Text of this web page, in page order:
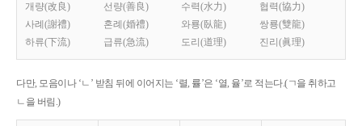
개량(改良) 선량(善良) 수력(水力)
협력(協力)
사례(謝禮)
혼례(婚禮) 와룡(臥龍)
쌍룡(雙龍)
하류(下流)
급류(急流) 도리(道理) 진리(眞理)
다만, 모음이나 ‘ㄴ’ 받침 뒤에 이어지는 ‘렬, 률’은 ‘열, 율’로 적는다.(ㄱ을 취하고
ㄴ을 버림.)